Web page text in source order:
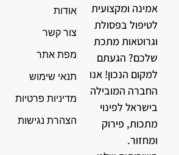
אמינה ומקצועית
לטיפול בפסולת
וגרוטאות מתכת
שלכם? הגעתם
למקום הנכון! אנו
החברה המובילה
בישראל לפינוי
מתכות, פירוק
ומחזור.
אודות
צור קשר
מפת אתר
תנאי שימוש
מדיניות פרטיות
הצהרת נגישות